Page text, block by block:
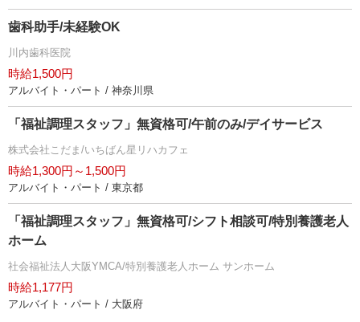
歯科助手/未経験OK
川内歯科医院
時給1,500円
アルバイト・パート / 神奈川県
「福祉調理スタッフ」無資格可/午前のみ/デイサービス
株式会社こだま/いちばん星リハカフェ
時給1,300円～1,500円
アルバイト・パート / 東京都
「福祉調理スタッフ」無資格可/シフト相談可/特別養護老人
ホーム
社会福祉法人大阪YMCA/特別養護老人ホーム サンホーム
時給1,177円
アルバイト・パート / 大阪府